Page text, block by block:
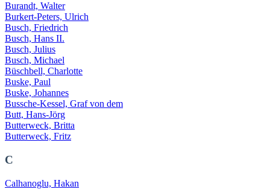
Burandt, Walter
Burkert-Peters, Ulrich
Busch, Friedrich
Busch, Hans II.
Busch, Julius
Busch, Michael
Büschbell, Charlotte
Buske, Paul
Buske, Johannes
Bussche-Kessel, Graf von dem
Butt, Hans-Jörg
Butterweck, Britta
Butterweck, Fritz
C
Calhanoglu, Hakan